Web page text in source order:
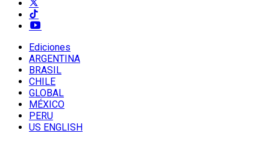
Ediciones
ARGENTINA
BRASIL
CHILE
GLOBAL
MÉXICO
PERU
US ENGLISH